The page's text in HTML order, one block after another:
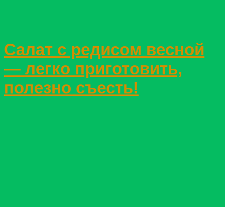
Салат с редисом весной
— легко приготовить,
полезно съесть!